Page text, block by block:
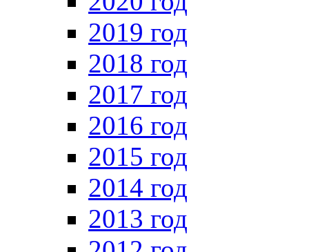
2019 год
2018 год
2017 год
2016 год
2015 год
2014 год
2013 год